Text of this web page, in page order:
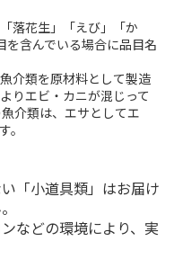
落花生」「えび」「か
を含んでいる場合に品目名
介類を原材料として製造
りエビ・カニが混じって
介類は、エサとしてエ
。
「小道具類」はお届け
などの環境により、実